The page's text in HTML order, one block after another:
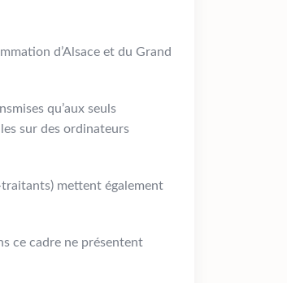
d’Alsace et du Grand
qu’aux seuls
sur des ordinateurs
traitants) mettent également
ce cadre ne présentent